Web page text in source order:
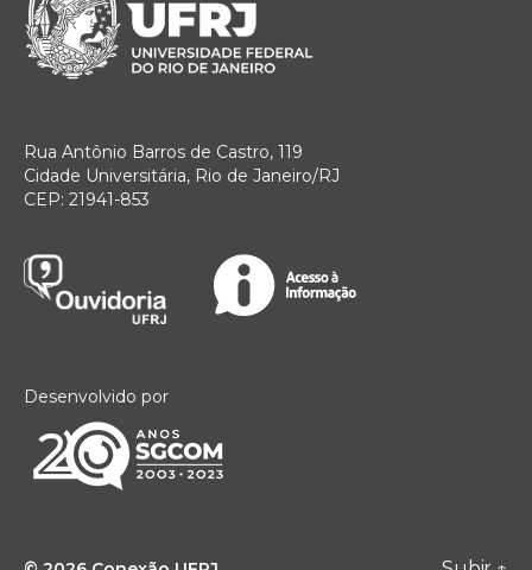
Rua Antônio Barros de Castro, 119
Cidade Universitária, Rio de Janeiro/RJ
CEP: 21941-853
Desenvolvido por